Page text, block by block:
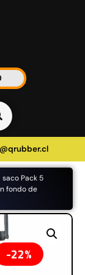
Pack 5
fondo de
22%